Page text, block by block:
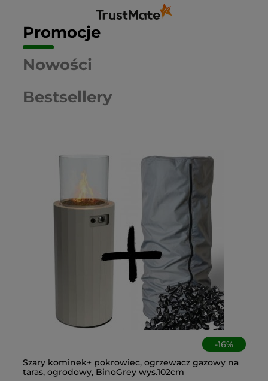
teraz sprostaliśmy Twoim wymaganiom i wrócisz
do nas ponownie.
Promocje
Nowości
Bestsellery
-16%
Szary kominek+ pokrowiec, ogrzewacz gazowy na
taras, ogrodowy, BinoGrey wys.102cm